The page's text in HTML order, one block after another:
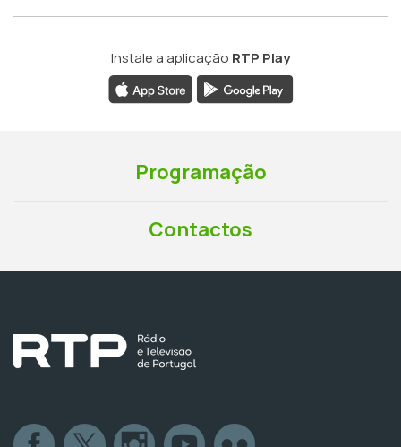
Instale a aplicação RTP Play
Programação
Contactos